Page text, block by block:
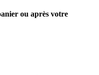
ou après votre